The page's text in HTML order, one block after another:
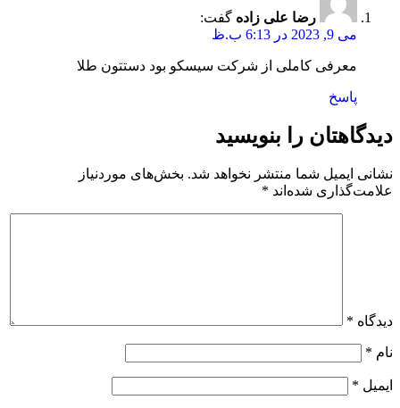
رضا علی زاده گفت:
می 9, 2023 در 6:13 ب.ظ
معرفی کاملی از شرکت سیسکو بود دستتون طلا
پاسخ
دیدگاهتان را بنویسید
نشانی ایمیل شما منتشر نخواهد شد. بخش‌های موردنیاز
علامت‌گذاری شده‌اند *
دیدگاه *
نام *
ایمیل *